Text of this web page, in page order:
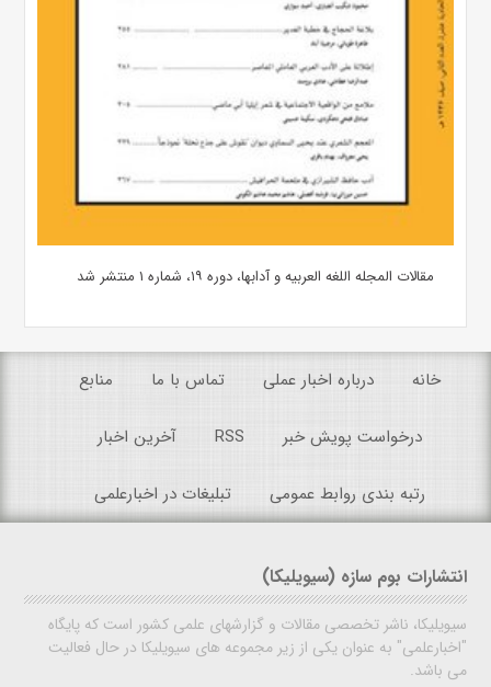
مقالات المجله اللغه العربیه و آدابها، دوره ۱۹، شماره ۱ منتشر شد
خانه درباره اخبار عملی تماس با ما منابع
درخواست پویش خبر RSS آخرین اخبار
رتبه بندی روابط عمومی تبلیغات در اخبارعلمی
انتشارات بوم سازه (سیویلیکا)
سیویلیکا، ناشر تخصصی مقالات و گزارشهای علمی کشور است که پایگاه
"اخبارعلمی" به عنوان یکی از زیر مجموعه های سیویلیکا در حال فعالیت
می باشد.